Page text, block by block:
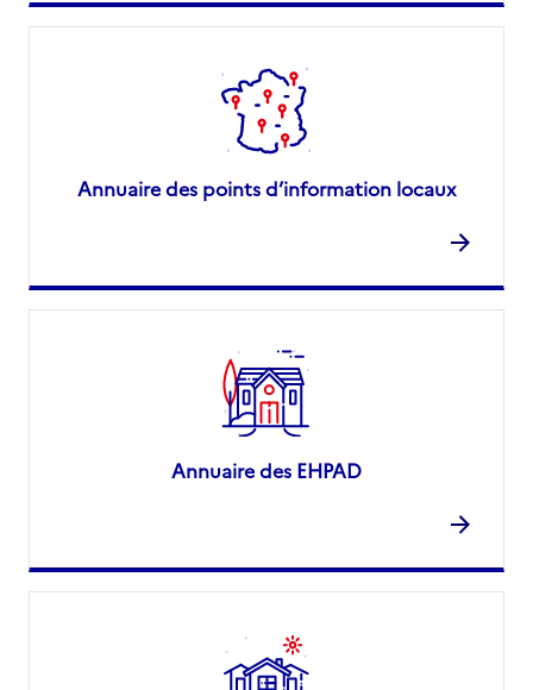
Annuaire des points d’information locaux
Annuaire des EHPAD